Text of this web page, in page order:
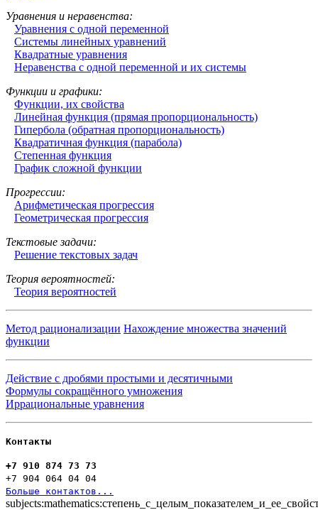
Уравнения и неравенства:
Уравнения с одной переменной
Системы линейных уравнений
Квадратные уравнения
Неравенства с одной переменной и их системы
Функции и графики:
Функции, их свойства
Линейная функция (прямая пропорциональность)
Гипербола (обратная пропорциональность)
Квадратичная функция (парабола)
Степенная функция
График сложной функции
Прогрессии:
Арифметическая прогрессия
Геометрическая прогрессия
Текстовые задачи:
Решение текстовых задач
Теория вероятностей:
Теория вероятностей
Метод рационализации Нахождение множества значений
функции
Действие с дробями простыми и десятичными
Формулы сокращённого умножения
Иррациональные уравнения
Контакты
+7 910 874 73 73
+7 904 064 04 04
Больше контактов...